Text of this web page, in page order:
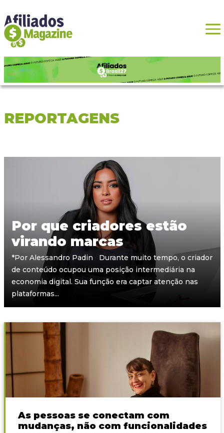
REPORTAGENS
Por que criadores estão
virando marcas
*Por Alessandro Padin Durante muito tempo, o criador
de conteúdo ocupou uma posição intermediária na
economia digital. Sua função era captar atenção nas
plataformas...
As pessoas se conectam com
mudanças, não com funcionalidades